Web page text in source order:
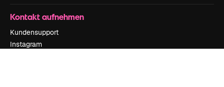
Kontakt aufnehmen
Kundensupport
Instagram